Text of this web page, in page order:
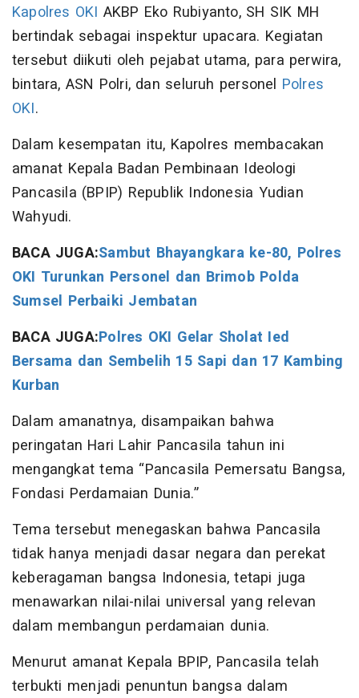
Kapolres OKI AKBP Eko Rubiyanto, SH SIK MH
bertindak sebagai inspektur upacara. Kegiatan
tersebut diikuti oleh pejabat utama, para perwira,
bintara, ASN Polri, dan seluruh personel Polres
OKI.
Dalam kesempatan itu, Kapolres membacakan
amanat Kepala Badan Pembinaan Ideologi
Pancasila (BPIP) Republik Indonesia Yudian
Wahyudi.
BACA JUGA:Sambut Bhayangkara ke-80, Polres
OKI Turunkan Personel dan Brimob Polda
Sumsel Perbaiki Jembatan
BACA JUGA:Polres OKI Gelar Sholat Ied
Bersama dan Sembelih 15 Sapi dan 17 Kambing
Kurban
Dalam amanatnya, disampaikan bahwa
peringatan Hari Lahir Pancasila tahun ini
mengangkat tema “Pancasila Pemersatu Bangsa,
Fondasi Perdamaian Dunia.”
Tema tersebut menegaskan bahwa Pancasila
tidak hanya menjadi dasar negara dan perekat
keberagaman bangsa Indonesia, tetapi juga
menawarkan nilai-nilai universal yang relevan
dalam membangun perdamaian dunia.
Menurut amanat Kepala BPIP, Pancasila telah
terbukti menjadi penuntun bangsa dalam